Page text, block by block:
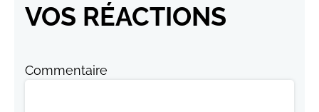
VOS RÉACTIONS
Commentaire